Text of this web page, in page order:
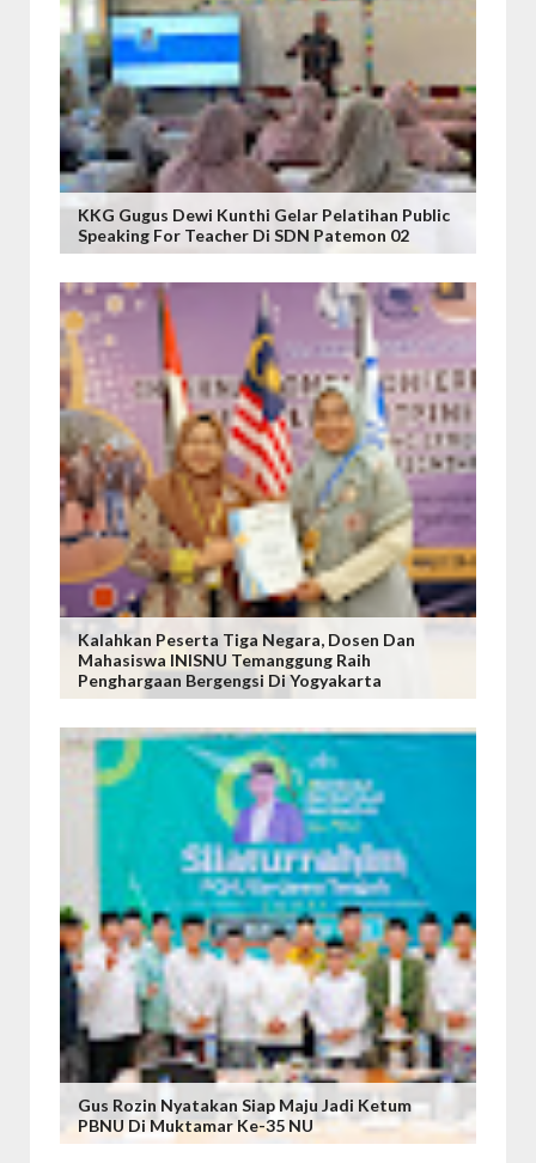
KKG Gugus Dewi Kunthi Gelar Pelatihan Public
Speaking For Teacher Di SDN Patemon 02
Kalahkan Peserta Tiga Negara, Dosen Dan
Mahasiswa INISNU Temanggung Raih
Penghargaan Bergengsi Di Yogyakarta
Gus Rozin Nyatakan Siap Maju Jadi Ketum
PBNU Di Muktamar Ke-35 NU